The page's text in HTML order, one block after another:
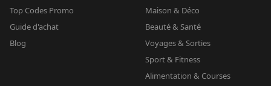
Top Codes Promo
Guide d'achat
Blog
Maison & Déco
Beauté & Santé
Voyages & Sorties
Sport & Fitness
Alimentation & Courses